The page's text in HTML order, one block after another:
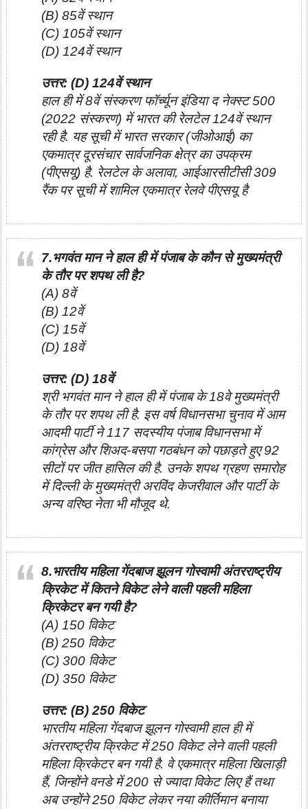
(B) 85वें स्थान
(C) 105वें स्थान
(D) 124वें स्थान
उत्तर: (D) 124वें स्थान
हाल ही में 8वें संस्करण फॉर्च्यून इंडिया द नेक्स्ट 500
(2022 संस्करण) में भारत की रेलटेल 124वें स्थान
रही है. यह सूची में भारत सरकार (जीओआई) का
एकमात्र दूरसंचार सार्वजनिक क्षेत्र का उपक्रम
(पीएसयू) है. रेलटेल के अलावा, आईआरसीटीसी 309
रैंक पर सूची में शामिल एकमात्र रेलवे पीएसयू है
7.भगवंत मान ने हाल ही में पंजाब के कौन से मुख्यमंत्री
के तौर पर शपथ ली है?
(A) 8वें
(B) 12वें
(C) 15वें
(D) 18वें
उत्तर: (D) 18वें
श्री भगवंत मान ने हाल ही में पंजाब के 18वे मुख्यमंत्री
के तौर पर शपथ ली है. इस वर्ष विधानसभा चुनाव में आम
आदमी पार्टी ने 117 सदस्यीय पंजाब विधानसभा में
कांग्रेस और शिअद-बसपा गठबंधन को पछाड़ते हुए 92
सीटों पर जीत हासिल की है. उनके शपथ ग्रहण समारोह
में दिल्ली के मुख्यमंत्री अरविंद केजरीवाल और पार्टी के
अन्य वरिष्ठ नेता भी मौजूद थे.
8.भारतीय महिला गेंदबाज झूलन गोस्‍वामी अंतरराष्ट्रीय
क्रिकेट में कितने विकेट लेने वाली पहली महिला
क्रिकेटर बन गयी है?
(A) 150 विकेट
(B) 250 विकेट
(C) 300 विकेट
(D) 350 विकेट
उत्तर: (B) 250 विकेट
भारतीय महिला गेंदबाज झूलन गोस्‍वामी हाल ही में
अंतरराष्ट्रीय क्रिकेट में 250 विकेट लेने वाली पहली
महिला क्रिकेटर बन गयी है. वे एकमात्र महिला खिलाड़ी
हैं, जिन्होंने वनडे में 200 से ज्यादा विकेट लिए हैं तथा
अब उन्होंने 250 विकेट लेकर नया कीर्तिमान बनाया